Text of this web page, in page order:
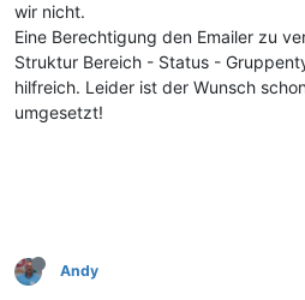
wir nicht.
Eine Berechtigung den Emailer zu
Struktur Bereich - Status -
hilfreich. Leider ist der Wunsch
umgesetzt!
Andy